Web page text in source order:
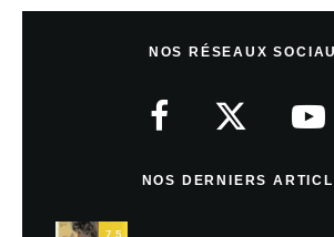
NOS RÉSEAUX
NOS DERNIERS
7.5